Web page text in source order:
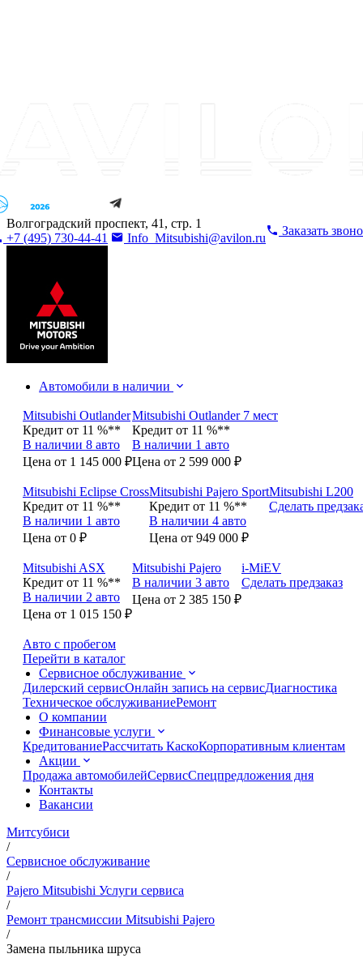
Волгоградский проспект, 41, стр. 1
+7 (495) 730-44-41
Info_Mitsubishi@avilon.ru
Заказать
Автомобили в наличии
Mitsubishi Outlander
Кредит от 11 %**
В наличии 8 авто
Цена от 1 145 000 ₽
Mitsubishi Outlander 7 мест
Кредит от 11 %**
В наличии 1 авто
Цена от 2 599 000 ₽
Mitsubishi Eclipse Cross
Кредит от 11 %**
В наличии 1 авто
Цена от 0 ₽
Mitsubishi Pajero Sport
Кредит от 11 %**
В наличии 4 авто
Цена от 949 000 ₽
Mitsubishi L200
Сделать
Mitsubishi ASX
Кредит от 11 %**
В наличии 2 авто
Цена от 1 015 150 ₽
Mitsubishi Pajero
В наличии 3 авто
Цена от 2 385 150 ₽
i-MiEV
Сделать предзаказ
Авто с пробегом
Перейти в каталог
Сервисное обслуживание
Дилерский сервисОнлайн запись на сервисДиагностика
Техническое обслуживаниеРемонт
О компании
Финансовые услуги
КредитованиеРассчитать КаскоКорпоративным клиентам
Акции
Продажа автомобилейСервисСпецпредложения дня
Контакты
Вакансии
Митсубиси
/
Сервисное обслуживание
/
Pajero Mitsubishi Услуги сервиса
/
Ремонт трансмиссии Mitsubishi Pajero
/
Замена пыльника шруса